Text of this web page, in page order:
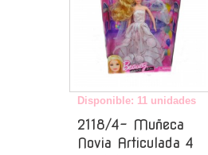
Disponible: 11 unidades
2118/4- Muñeca
Novia Articulada 4